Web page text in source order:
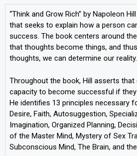
“Think and Grow Rich” by Napoleon
that seeks to explain how a person
success. The book centers around
that thoughts become things, and
thoughts, we can determine our reality.
Throughout the book, Hill asserts that
capacity to become successful if
He identifies 13 principles necessary
Desire, Faith, Autosuggestion,
Imagination, Organized Planning,
of the Master Mind, Mystery of Sex
Subconscious Mind, The Brain, and